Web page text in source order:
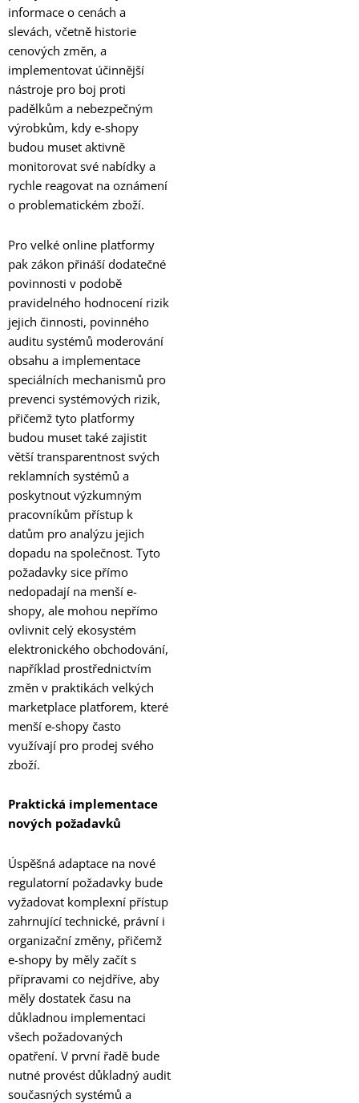
informace o cenách a
slevách, včetně historie
cenových změn, a
implementovat účinnější
nástroje pro boj proti
padělkům a nebezpečným
výrobkům, kdy e-shopy
budou muset aktivně
monitorovat své nabídky a
rychle reagovat na oznámení
o problematickém zboží.
Pro velké online platformy
pak zákon přináší dodatečné
povinnosti v podobě
pravidelného hodnocení rizik
jejich činnosti, povinného
auditu systémů moderování
obsahu a implementace
speciálních mechanismů pro
prevenci systémových rizik,
přičemž tyto platformy
budou muset také zajistit
větší transparentnost svých
reklamních systémů a
poskytnout výzkumným
pracovníkům přístup k
datům pro analýzu jejich
dopadu na společnost. Tyto
požadavky sice přímo
nedopadají na menší e-
shopy, ale mohou nepřímo
ovlivnit celý ekosystém
elektronického obchodování,
například prostřednictvím
změn v praktikách velkých
marketplace platforem, které
menší e-shopy často
využívají pro prodej svého
zboží.
Praktická implementace
nových požadavků
Úspěšná adaptace na nové
regulatorní požadavky bude
vyžadovat komplexní přístup
zahrnující technické, právní i
organizační změny, přičemž
e-shopy by měly začít s
přípravami co nejdříve, aby
měly dostatek času na
důkladnou implementaci
všech požadovaných
opatření. V první řadě bude
nutné provést důkladný audit
současných systémů a